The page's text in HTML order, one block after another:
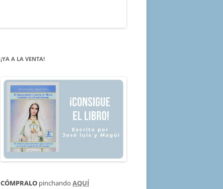
¡YA A LA VENTA!
CÓMPRALO pinchando AQUÍ